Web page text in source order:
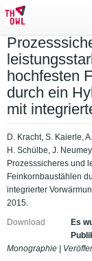
hochfesten
durch ein
mit
D. Kracht, S. Kaierle,
H. Schülbe, J.
Prozesssicheres und
Feinkornbaustählen
integrierter
2015.
Download
Es
Monographie